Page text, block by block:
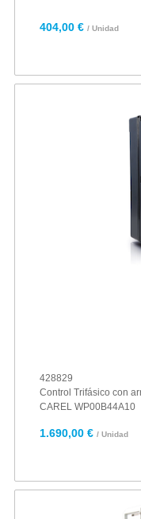
404,00 € / Unidad
428829
Control Trifásico con
CAREL WP00B44A10
1.690,00 € / Unidad